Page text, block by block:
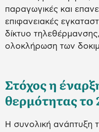
παραγωγικές και
επιφανειακές
δίκτυο
ολοκλήρωση των
Στόχος η
θερμότητας το
Η συνολική ανάπτυξη